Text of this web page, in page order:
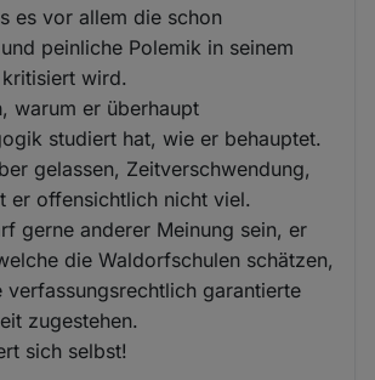
es vor allem die schon
peinliche Polemik in seinem
wird.
warum er überhaupt
studiert hat, wie er behauptet.
gelassen, Zeitverschwendung,
er offensichtlich nicht viel.
gerne anderer Meinung sein, er
die Waldorfschulen schätzen,
verfassungsrechtlich garantierte
zugestehen.
sich selbst!